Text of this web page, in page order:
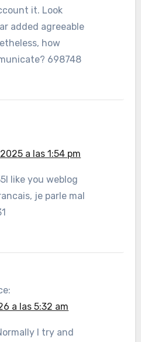
it. Look
added agreeable
how
698748
a las 1:54 pm
like you weblog
je parle mal
a las 5:32 am
I try and